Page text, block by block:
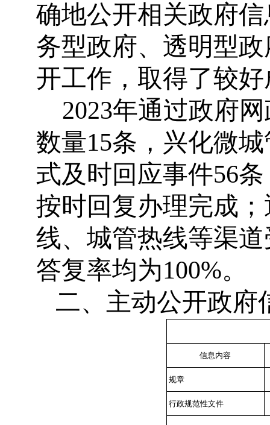
确地公开相关政府
务型政府、透明型
开工作，取得了较
2023年通过政府
数量15条，兴化微
式及时回应事件56
按时回复办理完成
线、城管热线等渠
答复率均为100%。
二、主动公开政府
信息内容
规章
行政规范性文件